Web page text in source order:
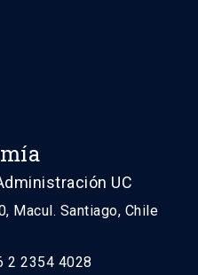
UC
Macul. Santiago, Chile
2 2354 4028